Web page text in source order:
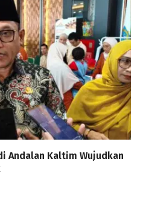
Andalan Kaltim Wujudkan